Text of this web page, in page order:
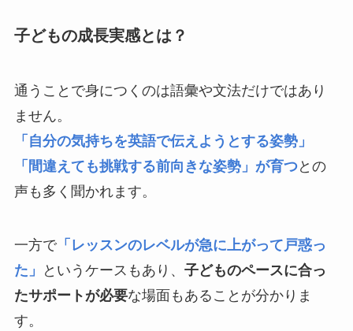
子どもの成長実感とは？
通うことで身につくのは語彙や文法だけではあり
ません。
「自分の気持ちを英語で伝えようとする姿勢」
「間違えても挑戦する前向きな姿勢」が育つとの
声も多く聞かれます。
一方で「レッスンのレベルが急に上がって戸惑っ
た」
というケースもあり、 子どものペースに合っ
たサポートが必要な場面もあることが分かりま
す。